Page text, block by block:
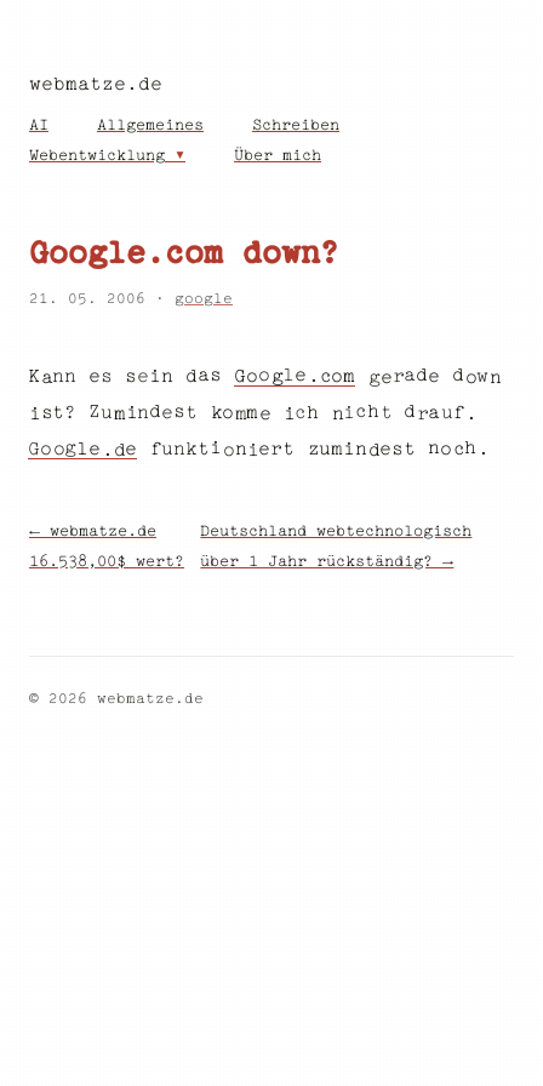
webmatze.de
AI Allgemeines Schreiben
Webentwicklung Über mich
Google.com down?
21. 05. 2006 · google
K ann e s se i n das Goo gl e . com gerade d ow n
i st ? Zuminde st komme ic h ni c h t d rauf .
Go ogl e . de funk t i on ier t zumi n de st no ch .
← webmatze.de
16.538,00$ wert?
Deutschland webtechnologisch
über 1 Jahr rückständig? →
© 2026 webmatze.de